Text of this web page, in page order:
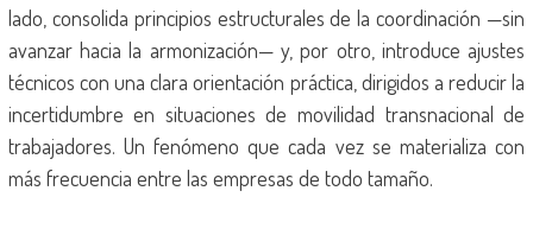
lado, consolida principios estructurales de la coordinación —sin
avanzar hacia la armonización— y, por otro, introduce ajustes
técnicos con una clara orientación práctica, dirigidos a reducir la
incertidumbre en situaciones de movilidad transnacional de
trabajadores. Un fenómeno que cada vez se materializa con
más frecuencia entre las empresas de todo tamaño.